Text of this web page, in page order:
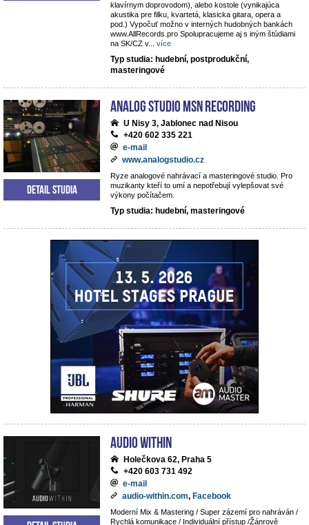
klavírnym doprovodom), alebo kostole (vynikajúca
akustika pre filku, kvartetá, klasicka gitara, opera a
pod.) Vypočuť možno v interných hudobných bankách
www.AllRecords.pro Spolupracujeme aj s iným štúdiami
na SK/CZ v... více
Typ studia: hudební, postprodukční,
masteringové
analog studio MSN recording
U Nisy 3, Jablonec nad Nisou
+420 602 335 221
e-mail
www.analogstudio.cz
Ryze analogové nahrávací a masteringové studio. Pro
muzikanty kteří to umí a nepotřebují vylepšovat své
výkony počítačem.
Typ studia: hudební, masteringové
Detail studia
Audio Within
Holečkova 62, Praha 5
+420 603 731 492
e-mail
audio-within.com, Facebook
Moderní Mix & Mastering / Super zázemí pro nahráván /
Rychlá komunikace / Individuální přístup /Žánrově